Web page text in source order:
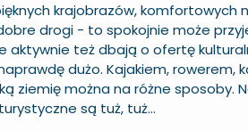
krajobrazów, komfortowych
drogi - to spokojnie może
aktywnie też dbają o ofertę
dużo. Kajakiem, rowerem,
ziemię można na różne sposoby.
są tuż, tuż...